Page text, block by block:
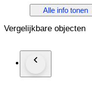
Ideale per essere
Alle info tonen
Vergelijkbare objecten